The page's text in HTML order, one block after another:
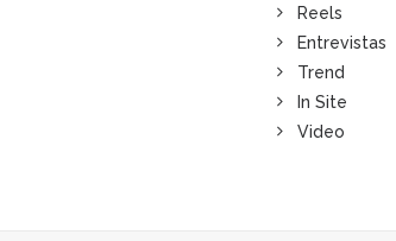
Reels
Entrevistas
Trend
In Site
Video